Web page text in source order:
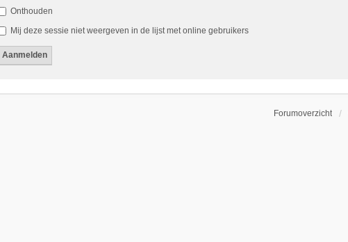
Onthouden
Mij deze sessie niet weergeven in de lijst met online gebruikers
Forumoverzicht